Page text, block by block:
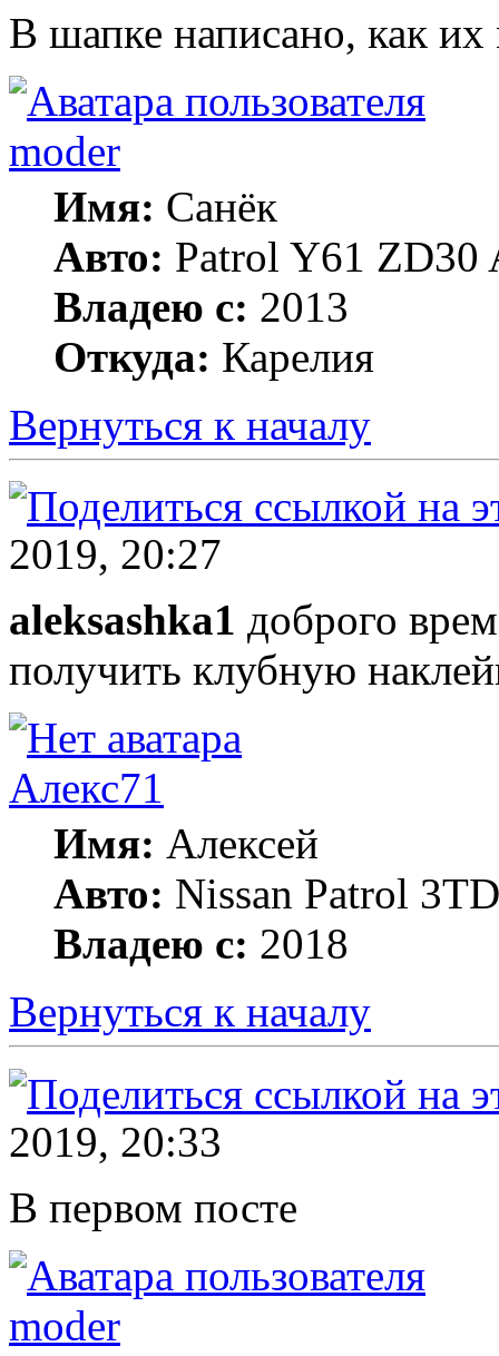
В шапке написано, как их
moder
Имя: Санёк
Авто: Patrol Y61 ZD30
Владею с: 2013
Откуда: Карелия
Вернуться к началу
2019, 20:27
aleksashka1 доброго
получить клубную
Алекс71
Имя: Алексей
Авто: Nissan Patrol
Владею с: 2018
Вернуться к началу
2019, 20:33
В первом посте
moder